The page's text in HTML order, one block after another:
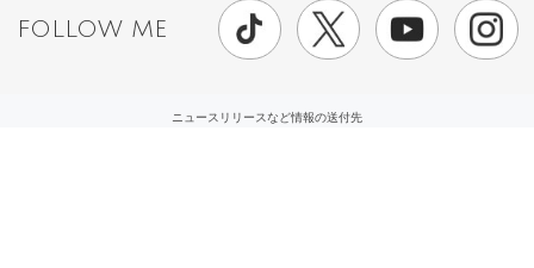
FOLLOW ME
ニュースリリースなど情報の送付先